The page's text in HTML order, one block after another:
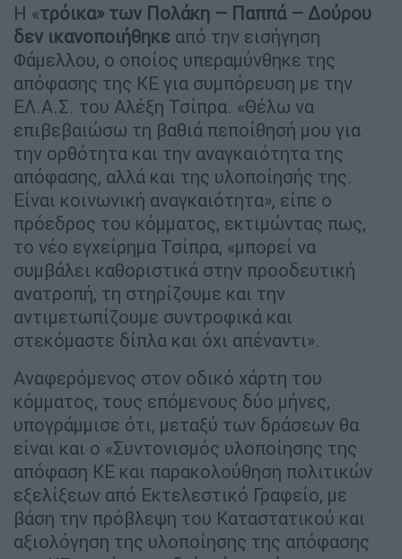
Η «τρόικα» των Πολάκη – Παππά – Δούρου
δεν ικανοποιήθηκε από την εισήγηση
Φάμελλου, ο οποίος υπεραμύνθηκε της
απόφασης της ΚΕ για συμπόρευση με την
ΕΛ.Α.Σ. του Αλέξη Τσίπρα. «Θέλω να
επιβεβαιώσω τη βαθιά πεποίθησή μου για
την ορθότητα και την αναγκαιότητα της
απόφασης, αλλά και της υλοποίησής της.
Είναι κοινωνική αναγκαιότητα», είπε ο
πρόεδρος του κόμματος, εκτιμώντας πως,
το νέο εγχείρημα Τσίπρα, «μπορεί να
συμβάλει καθοριστικά στην προοδευτική
ανατροπή, τη στηρίζουμε και την
αντιμετωπίζουμε συντροφικά και
στεκόμαστε δίπλα και όχι απέναντι».
Αναφερόμενος στον οδικό χάρτη του
κόμματος, τους επόμενους δύο μήνες,
υπογράμμισε ότι, μεταξύ των δράσεων θα
είναι και ο «Συντονισμός υλοποίησης της
απόφαση ΚΕ και παρακολούθηση πολιτικών
εξελίξεων από Εκτελεστικό Γραφείο, με
βάση την πρόβλεψη του Καταστατικού και
αξιολόγηση της υλοποίησης της απόφασης